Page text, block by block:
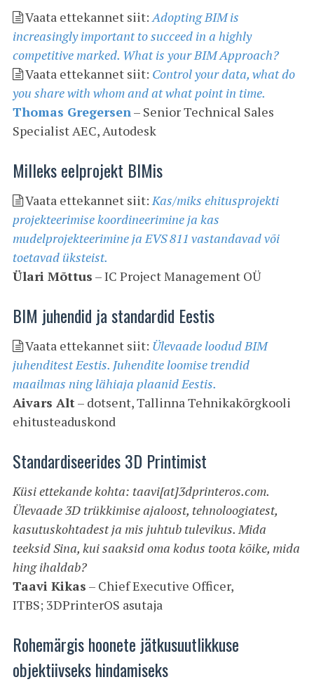
Vaata ettekannet siit: Adopting BIM is
increasingly important to succeed in a highly
competitive marked. What is your BIM Approach?
Vaata ettekannet siit: Control your data, what do
you share with whom and at what point in time.
Thomas Gregersen – Senior Technical Sales
Specialist AEC, Autodesk
Milleks eelprojekt BIMis
Vaata ettekannet siit: Kas/miks ehitusprojekti
projekteerimise koordineerimine ja kas
mudelprojekteerimine ja EVS 811 vastandavad või
toetavad üksteist.
Ülari Mõttus – IC Project Management OÜ
BIM juhendid ja standardid Eestis
Vaata ettekannet siit: Ülevaade loodud BIM
juhenditest Eestis. Juhendite loomise trendid
maailmas ning lähiaja plaanid Eestis.
Aivars Alt– dotsent, Tallinna Tehnikakõrgkooli
ehitusteaduskond
Standardiseerides 3D Printimist
Küsi ettekande kohta: taavi[at]3dprinteros.com.
Ülevaade 3D trükkimise ajaloost, tehnoloogiatest,
kasutuskohtadest ja mis juhtub tulevikus. Mida
teeksid Sina, kui saaksid oma kodus toota kõike, mida
hing ihaldab?
Taavi Kikas – Chief Executive Officer,
ITBS; 3DPrinterOS asutaja
Rohemärgis hoonete jätkusuutlikkuse
objektiivseks hindamiseks